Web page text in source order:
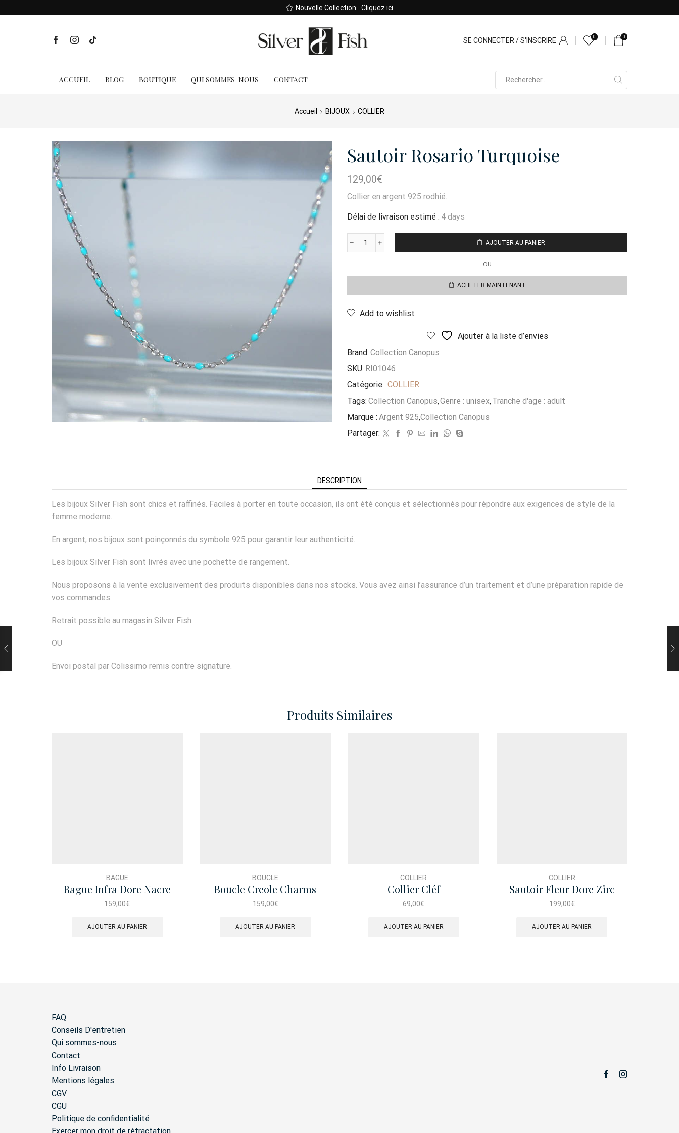
Boutique Saint-Denis - 165 rue Jean Chatel
SE CONNECTER / S'INSCRIRE 0 0
ACCUEIL BLOG BOUTIQUE QUI SOMMES-NOUS CONTACT
input
Accueil BIJOUX COLLIER
Sautoir Rosario Turquoise
129,00€
Collier en argent 925 rodhié.
Délai de livraison estimé : 4 days
quantité
Rosario
AJOUTER AU PANIER
OU
ACHETER MAINTENANT
Add to wishlist
Ajouter à la liste d’envies
Brand: Collection Canopus
SKU: RI01046
Catégorie: COLLIER
Tags: Collection Canopus,Genre : unisex,Tranche d'age : adult
Marque : Argent 925,Collection Canopus
Partager:
DESCRIPTION
Les bijoux Silver Fish sont chics et raffinés. Faciles à porter en toute occasion, ils ont été conçus et sélectionnés pour répondre aux exigences de style de la
femme moderne.
En argent, nos bijoux sont poinçonnés du symbole 925 pour garantir leur authenticité.
Les bijoux Silver Fish sont livrés avec une pochette de rangement.
Nous proposons à la vente exclusivement des produits disponibles dans nos stocks. Vous avez ainsi l’assurance d’un traitement et d’une préparation rapide de
vos commandes.
Retrait possible au magasin Silver Fish.
OU
Envoi postal par Colissimo remis contre signature.
Produits Similaires
BAGUE
Bague Infra Dore Nacre
159,00€
AJOUTER AU PANIER
BOUCLE
Boucle Creole Charms
Etoile Bicolore
159,00€
AJOUTER AU PANIER
COLLIER
Collier Cléf
69,00€
AJOUTER AU PANIER
COLLIER
Sautoir Fleur Dore Zirc
199,00€
AJOUTER AU PANIER
FAQ
Conseils D'entretien
Qui sommes-nous
Contact
Info Livraison
Mentions légales
CGV
CGU
Politique de confidentialité
FacebookInstagram